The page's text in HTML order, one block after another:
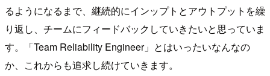
るようになるまで、継続的にインップトとアウトプットを繰
り返し、チームにフィードバックしていきたいと思っていま
す。「Team Reliability Engineer」とはいったいなんなの
か、これからも追求し続けていきます。